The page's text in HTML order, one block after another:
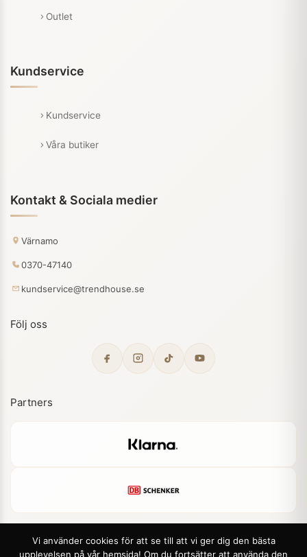
Outlet
Kundservice
Kundservice
Våra butiker
Kontakt & Sociala medier
Värnamo
0370-47140
kundservice@trendhouse.se
Följ oss
Partners
Vi använder cookies för att se till att vi ger dig den bästa
upplevelsen på vår hemsida! Om du fortsätter att använda den